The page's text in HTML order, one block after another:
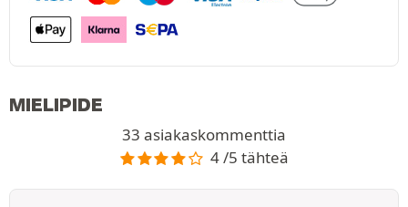
MIELIPIDE
33 asiakaskommenttia
4 /5 tähteä